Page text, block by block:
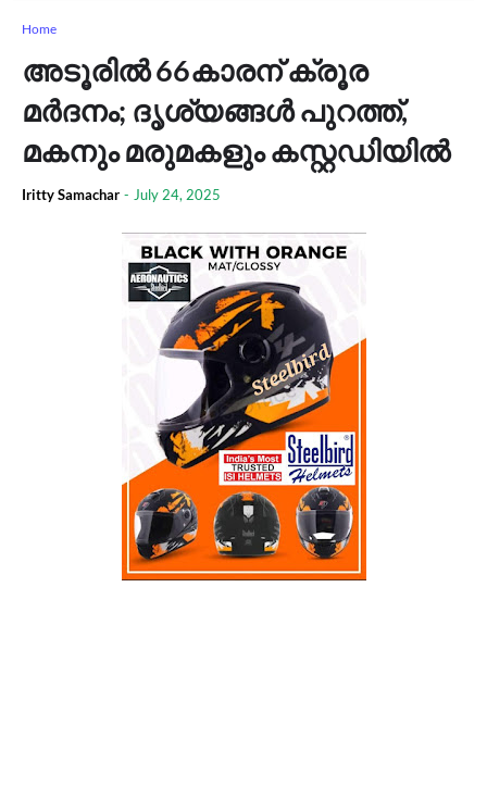
Home
അടൂരിൽ 66കാരന് ക്രൂര
മർദനം; ദൃശ്യങ്ങൾ പുറത്ത്,
മകനും മരുമകളും കസ്റ്റഡിയിൽ
Iritty Samachar - July 24, 2025